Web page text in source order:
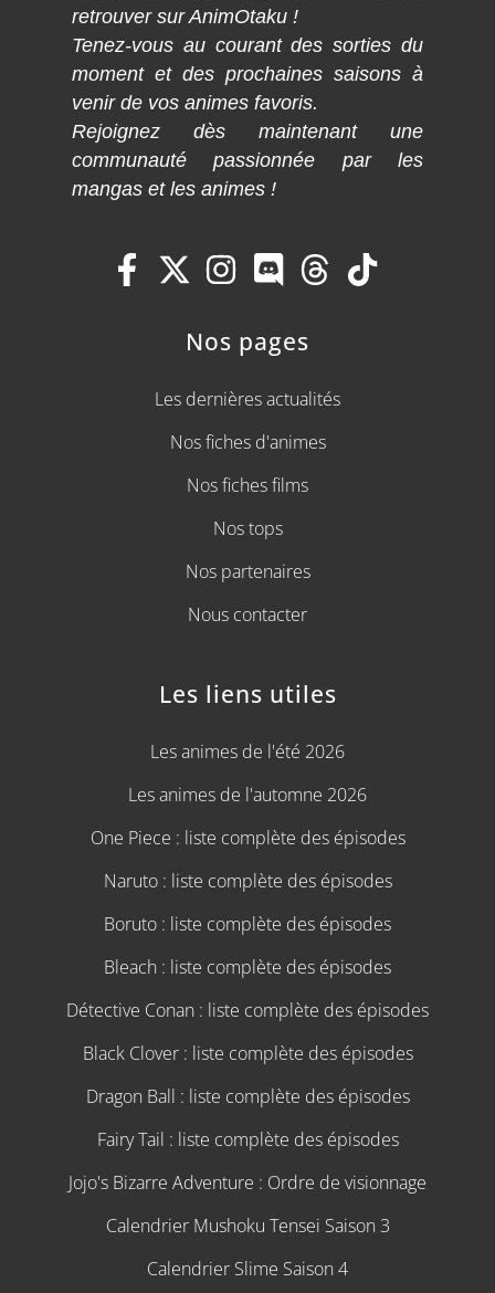
retrouver sur AnimOtaku !
Tenez-vous au courant des sorties du
moment et des prochaines saisons à
venir de vos animes favoris.
Rejoignez dès maintenant une
communauté passionnée par les
mangas et les animes !
Nos pages
Les dernières actualités
Nos fiches d'animes
Nos fiches films
Nos tops
Nos partenaires
Nous contacter
Les liens utiles
Les animes de l'été 2026
Les animes de l'automne 2026
One Piece : liste complète des épisodes
Naruto : liste complète des épisodes
Boruto : liste complète des épisodes
Bleach : liste complète des épisodes
Détective Conan : liste complète des épisodes
Black Clover : liste complète des épisodes
Dragon Ball : liste complète des épisodes
Fairy Tail : liste complète des épisodes
Jojo's Bizarre Adventure : Ordre de visionnage
Calendrier Mushoku Tensei Saison 3
Calendrier Slime Saison 4